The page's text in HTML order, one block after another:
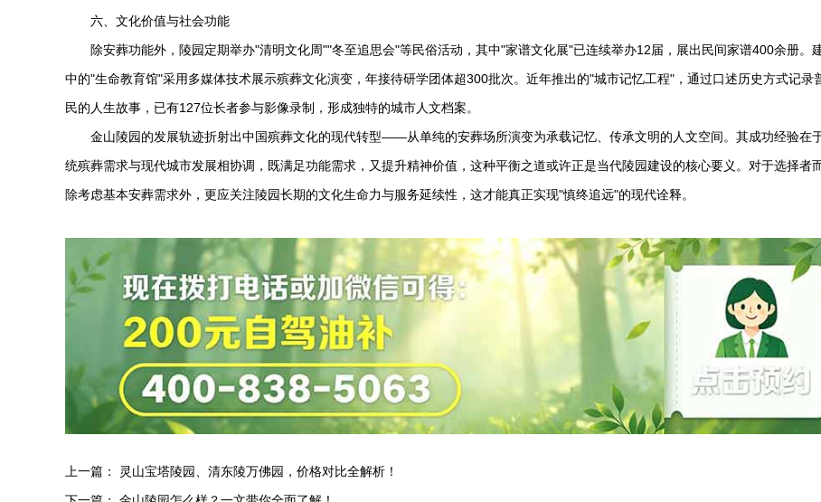
六、文化价值与社会功能
除安葬功能外，陵园定期举办"清明文化周""冬至追思会"等民俗活动，其中"家谱文化展"已连续举办12届，展出民间家谱400余册。
中的"生命教育馆"采用多媒体技术展示殡葬文化演变，年接待研学团体超300批次。近年推出的"城市记忆工程"，通过口述历史方式记录
民的人生故事，已有127位长者参与影像录制，形成独特的城市人文档案。
金山陵园的发展轨迹折射出中国殡葬文化的现代转型——从单纯的安葬场所演变为承载记忆、传承文明的人文空间。其成功经验在
统殡葬需求与现代城市发展相协调，既满足功能需求，又提升精神价值，这种平衡之道或许正是当代陵园建设的核心要义。对于选择者
除考虑基本安葬需求外，更应关注陵园长期的文化生命力与服务延续性，这才能真正实现"慎终追远"的现代诠释。
上一篇：
灵山宝塔陵园、清东陵万佛园，价格对比全解析！